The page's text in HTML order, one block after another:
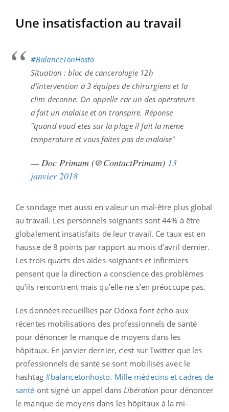
Une insatisfaction au travail
#BalanceTonHosto
Situation : bloc de cancerologie 12h
d'intervention à 3 équipes de chirurgiens et la
clim deconne. On appelle car un des opérateurs
a fait un malaise et on transpire. Réponse
"quand voud etes sur la plage il fait la meme
temperature et vous faites pas de malaise"
— Doc Primum (@ContactPrimum) 13
janvier 2018
Ce sondage met aussi en valeur un mal-être plus global
au travail. Les personnels soignants sont 44% à être
globalement insatisfaits de leur travail. Ce taux est en
hausse de 8 points par rapport au mois d’avril dernier.
Les trois quarts des aides-soignants et infirmiers
pensent que la direction a conscience des problèmes
qu’ils rencontrent mais qu’elle ne s’en préoccupe pas.
Les données recueillies par Odoxa font écho aux
récentes mobilisations des professionnels de santé
pour dénoncer le manque de moyens dans les
hôpitaux. En janvier dernier, c’est sur Twitter que les
professionnels de santé se sont mobilisés avec le
hashtag #balancetonhosto. Mille médecins et cadres de
santé ont signé un appel dansLibération pour dénoncer
le manque de moyens dans les hôpitaux à la mi-